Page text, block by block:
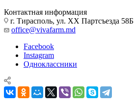
Контактная информация
г. Тирасполь, ул. ХХ Партсъезда 58Б
office@vivafarm.md
Facebook
Instagram
Одноклассники